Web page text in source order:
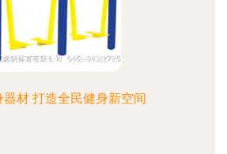
器材 打造全民健身新空间